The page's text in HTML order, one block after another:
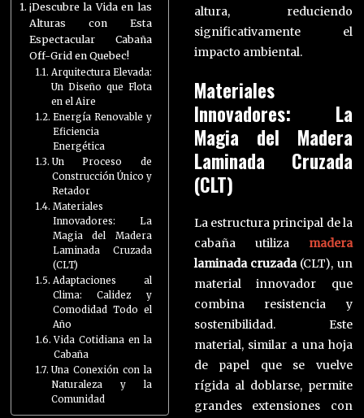
¡Descubre la Vida en las
Alturas con Esta
Espectacular Cabaña
Off-Grid en Quebec!
Arquitectura Elevada:
Un Diseño que Flota
en el Aire
Energía Renovable y
Eficiencia
Energética
Un Proceso de
Construcción Único y
Retador
Materiales
Innovadores: La
Magia del Madera
Laminada Cruzada
(CLT)
Adaptaciones al
Clima: Calidez y
Comodidad Todo el
Año
Vida Cotidiana en la
Cabaña
Una Conexión con la
Naturaleza y la
Comunidad
altura, reduciendo
significativamente el
impacto ambiental.
Materiales
Innovadores: La
Magia del Madera
Laminada Cruzada
(CLT)
La estructura principal de la
cabaña utiliza madera
laminada cruzada(CLT), un
material innovador que
combina resistencia y
sostenibilidad. Este
material, similar a una hoja
de papel que se vuelve
rígida al doblarse, permite
grandes extensiones con